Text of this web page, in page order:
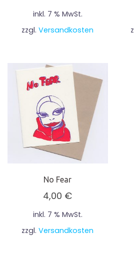
inkl. 7 % MwSt.
zzgl.Versandkosten
No Fear
4,00 €
inkl. 7 % MwSt.
zzgl.Versandkosten